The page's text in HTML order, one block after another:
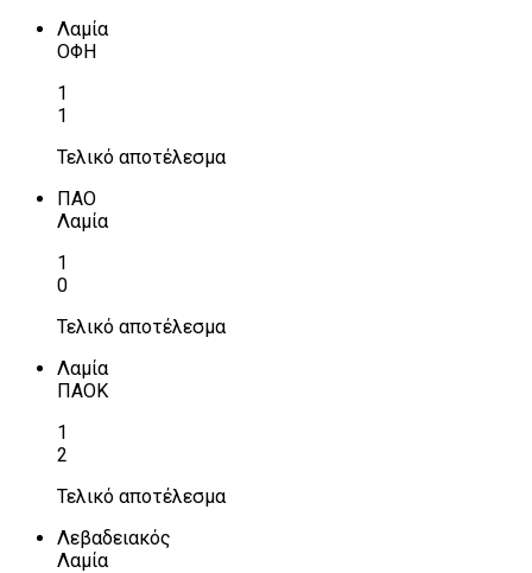
Λαμία
ΟΦΗ
1
1
Τελικό αποτέλεσμα
ΠΑΟ
Λαμία
1
0
Τελικό αποτέλεσμα
Λαμία
ΠΑΟΚ
1
2
Τελικό αποτέλεσμα
Λεβαδειακός
Λαμία